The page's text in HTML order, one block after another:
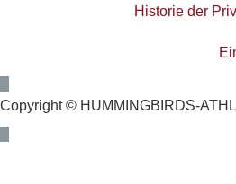
Historie der
Copyright © HUMMINGBIRDS-